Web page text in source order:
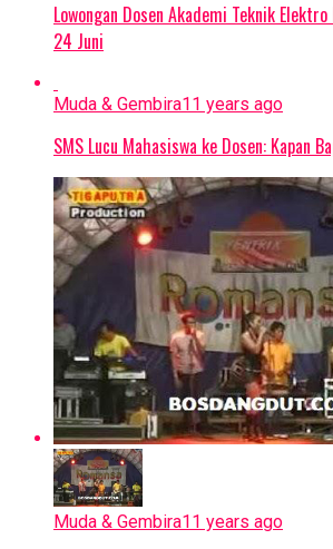
Lowongan Dosen Akademi Teknik
24 Juni
Muda & Gembira11 years ago
SMS Lucu Mahasiswa ke Dosen: Kapan
Muda & Gembira11 years ago